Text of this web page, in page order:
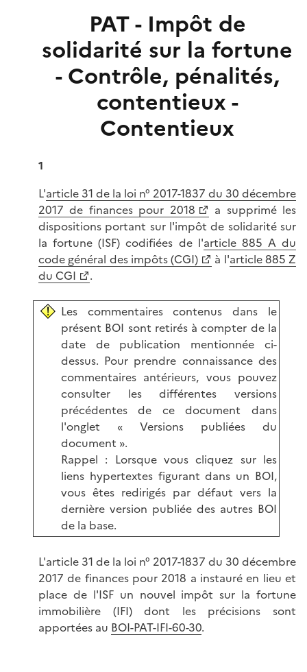
PAT - Impôt de
solidarité sur la fortune
- Contrôle, pénalités,
contentieux -
Contentieux
1
L'article 31 de la loi n° 2017-1837 du 30 décembre
2017 de finances pour 2018
a supprimé les
dispositions portant sur l'impôt de solidarité sur
la fortune (ISF) codifiées de l'article 885 A du
code général des impôts (CGI)
à l'article 885 Z
du CGI
.
Les commentaires contenus dans le
présent BOI sont retirés à compter de la
date de publication mentionnée ci-
dessus. Pour prendre connaissance des
commentaires antérieurs, vous pouvez
consulter les différentes versions
précédentes de ce document dans
l'onglet « Versions publiées du
document ».
Rappel : Lorsque vous cliquez sur les
liens hypertextes figurant dans un BOI,
vous êtes redirigés par défaut vers la
dernière version publiée des autres BOI
de la base.
L'article 31 de la loi n° 2017-1837 du 30 décembre
2017 de finances pour 2018 a instauré en lieu et
place de l'ISF un nouvel impôt sur la fortune
immobilière (IFI) dont les précisions sont
apportées au BOI-PAT-IFI-60-30.